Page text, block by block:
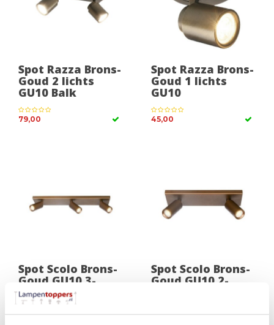
Spot Razza Brons-
Goud 2 lichts
GU10 Balk
79,00
Spot Razza Brons-
Goud 1 lichts
GU10
45,00
Spot Scolo Brons-
Goud GU10 3-
Lichts Balk
Spot Scolo Brons-
Goud GU10 2-